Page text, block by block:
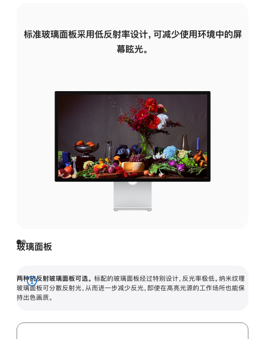
标准玻璃面板采用低反射率设计，可减少使用环境中的屏
幕眩光。
玻璃面板
两种抗反射玻璃面板可选。 标配的玻璃面板经过特别设计，反光率极低。纳米纹理
玻璃面板可分散反射光，从而进一步减少反光，即使在高亮光源的工作场所也能保
持出色画质。
展
开